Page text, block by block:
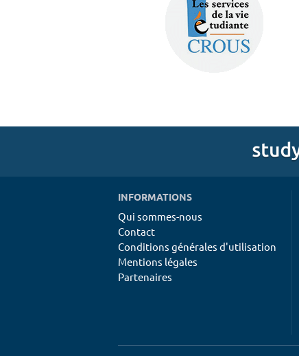
INFORMATIONS
Qui sommes-nous
Contact
Conditions générales d'utilisation
Mentions légales
Partenaires